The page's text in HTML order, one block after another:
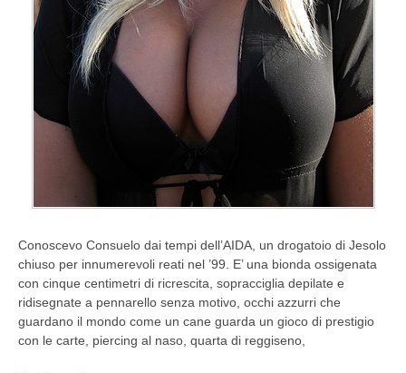
Conoscevo Consuelo dai tempi dell’AIDA, un drogatoio di Jesolo
chiuso per innumerevoli reati nel ’99. E’ una bionda ossigenata
con cinque centimetri di ricrescita, sopracciglia depilate e
ridisegnate a pennarello senza motivo, occhi azzurri che
guardano il mondo come un cane guarda un gioco di prestigio
con le carte, piercing al naso, quarta di reggiseno,